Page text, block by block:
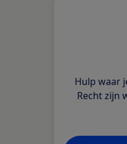
Hulp waar
Recht zijn